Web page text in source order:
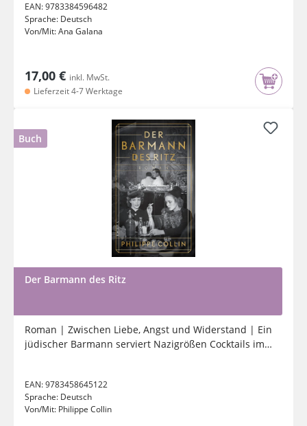
EAN:9783384596482
Sprache: Deutsch
Von/Mit:Ana Galana
17,00 € inkl. MwSt.
Lieferzeit 4-7 Werktage
Buch
Der Barmann des Ritz
Roman | Zwischen Liebe, Angst und Widerstand | Ein
jüdischer Barmann serviert Nazigrößen Cocktails im
EAN:9783458645122
Sprache: Deutsch
Von/Mit: Philippe Collin